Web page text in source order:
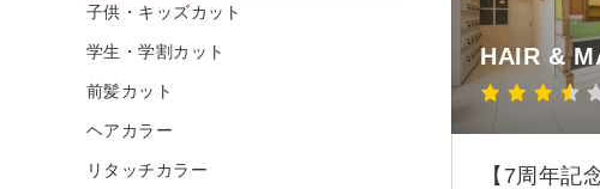
HAIR &
【7周年記
子供・キッズカット
学生・学割カット
前髪カット
ヘアカラー
リタッチカラー